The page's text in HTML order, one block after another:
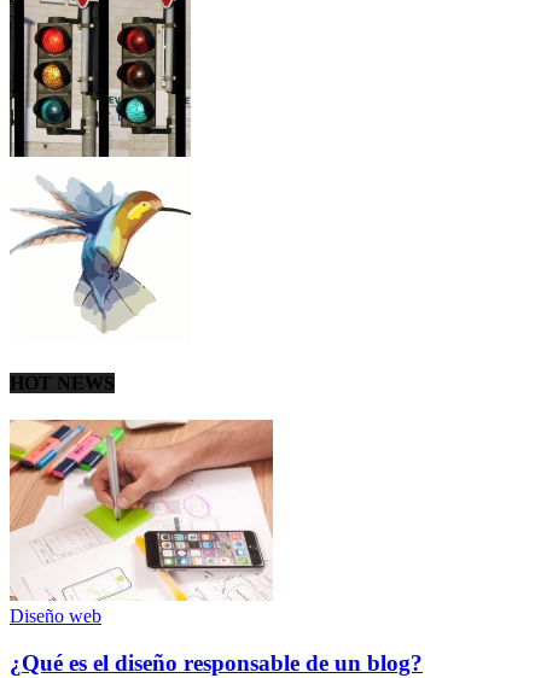
HOT NEWS
Diseño web
¿Qué es el diseño responsable de un blog?